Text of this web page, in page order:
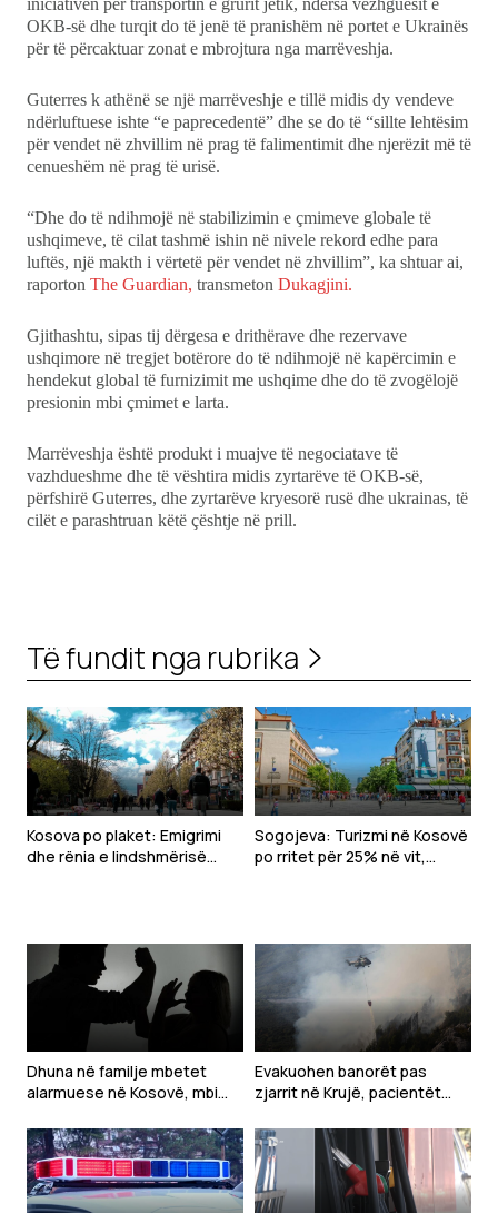
iniciativën për transportin e grurit jetik, ndërsa vëzhguesit e
OKB-së dhe turqit do të jenë të pranishëm në portet e Ukrainës
për të përcaktuar zonat e mbrojtura nga marrëveshja.
Guterres k athënë se një marrëveshje e tillë midis dy vendeve
ndërluftuese ishte “e paprecedentë” dhe se do të “sillte lehtësim
për vendet në zhvillim në prag të falimentimit dhe njerëzit më të
cenueshëm në prag të urisë.
“Dhe do të ndihmojë në stabilizimin e çmimeve globale të
ushqimeve, të cilat tashmë ishin në nivele rekord edhe para
luftës, një makth i vërtetë për vendet në zhvillim”, ka shtuar ai,
raporton The Guardian, transmeton Dukagjini.
Gjithashtu, sipas tij dërgesa e drithërave dhe rezervave
ushqimore në tregjet botërore do të ndihmojë në kapërcimin e
hendekut global të furnizimit me ushqime dhe do të zvogëlojë
presionin mbi çmimet e larta.
Marrëveshja është produkt i muajve të negociatave të
vazhdueshme dhe të vështira midis zyrtarëve të OKB-së,
përfshirë Guterres, dhe zyrtarëve kryesorë rusë dhe ukrainas, të
cilët e parashtruan këtë çështje në prill.
Të fundit nga rubrika
Kosova po plaket: Emigrimi
dhe rënia e lindshmërisë
Sogojeva: Turizmi në Kosovë
po rritet për 25% në vit,
Dhuna në familje mbetet
alarmuese në Kosovë, mbi
gjashtë muaj
Evakuohen banorët pas
zjarrit në Krujë, pacientët